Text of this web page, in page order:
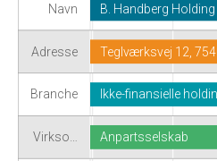
Navn
Adresse
Branche
Virkso…
B. Handberg Holding
Teglværksvej 12,
Ikke-finansielle
Anpartsselskab